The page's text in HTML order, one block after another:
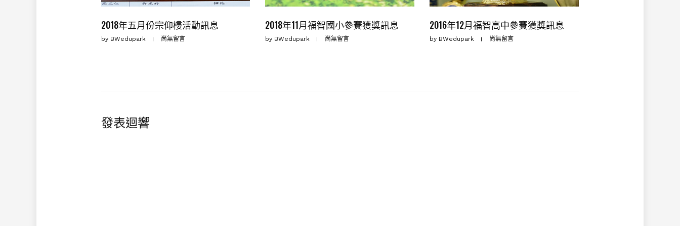
2018年五月份宗仰樓活動訊息
byBWedupark 尚無留言
2018年11月福智國小參賽獲獎訊息
by BWedupark 尚無留言
2016年12月福智高中參賽獲獎訊息
by BWedupark 尚無留言
發表迴響